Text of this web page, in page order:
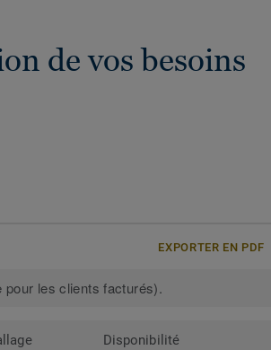
de vos besoins
EXPORTER EN PDF
les clients facturés).
Disponibilité